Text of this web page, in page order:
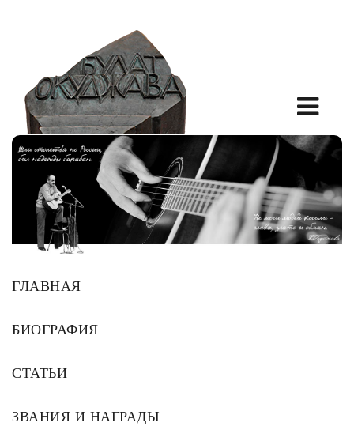
ГЛАВНАЯ
БИОГРАФИЯ
СТАТЬИ
ЗВАНИЯ И НАГРАДЫ